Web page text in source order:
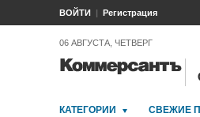
ВОЙТИ Регистрация
06 АВГУСТА, ЧЕТВЕРГ
КАТЕГОРИИ СВЕЖИЕ